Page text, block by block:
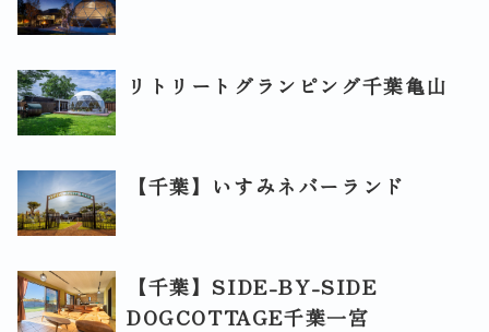
リトリートグランピング千葉亀山
【千葉】いすみネバーランド
【千葉】SIDE-BY-SIDE
DOGCOTTAGE千葉一宮